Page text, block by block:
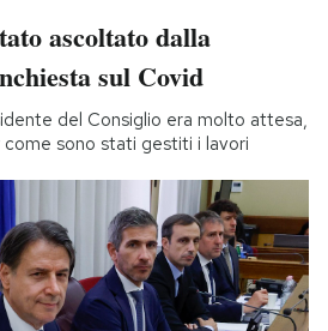
ascoltato dalla
sul Covid
del Consiglio era molto attesa,
sono stati gestiti i lavori